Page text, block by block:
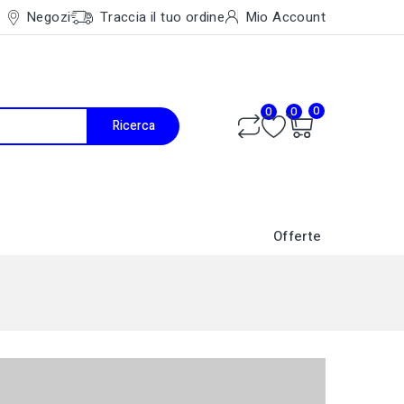
Negozi Traccia il tuo ordine Mio Account
Ricerca
0 0 0
Offerte